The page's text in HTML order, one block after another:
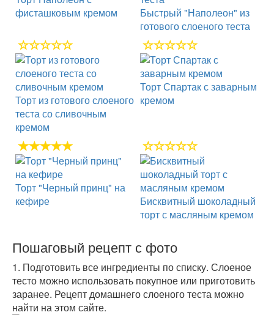
фисташковым кремом
Быстрый "Наполеон" из
готового слоеного теста
Торт из готового слоеного
теста со сливочным
кремом
Торт Спартак с заварным
кремом
Торт "Черный принц" на
кефире
Бисквитный шоколадный
торт с масляным кремом
Пошаговый рецепт с фото
1. Подготовить все ингредиенты по списку. Слоеное
тесто можно использовать покупное или приготовить
заранее. Рецепт домашнего слоеного теста можно
найти на этом сайте.